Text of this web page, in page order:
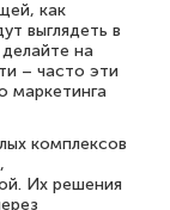
как
выглядеть в
на
– часто эти
маркетинга
комплексов
Их решения